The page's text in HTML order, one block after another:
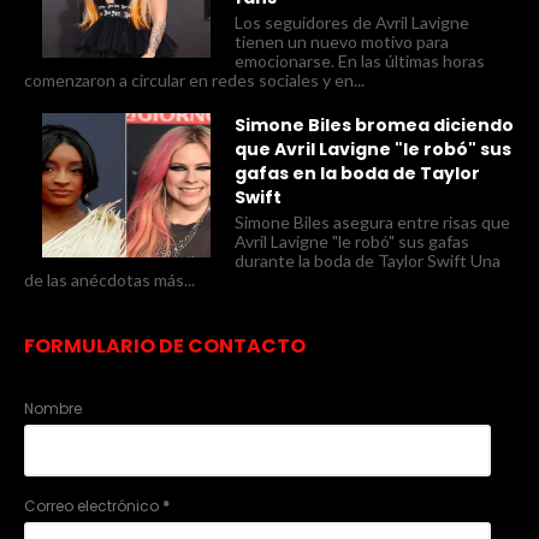
Los seguidores de Avril Lavigne
tienen un nuevo motivo para
emocionarse. En las últimas horas
comenzaron a circular en redes sociales y en...
Simone Biles bromea diciendo
que Avril Lavigne "le robó" sus
gafas en la boda de Taylor
Swift
Simone Biles asegura entre risas que
Avril Lavigne "le robó" sus gafas
durante la boda de Taylor Swift Una
de las anécdotas más...
FORMULARIO DE CONTACTO
Nombre
Correo electrónico *